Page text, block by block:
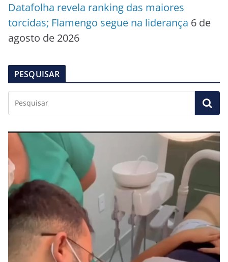
Datafolha revela ranking das maiores
torcidas; Flamengo segue na liderança 6 de
agosto de 2026
PESQUISAR